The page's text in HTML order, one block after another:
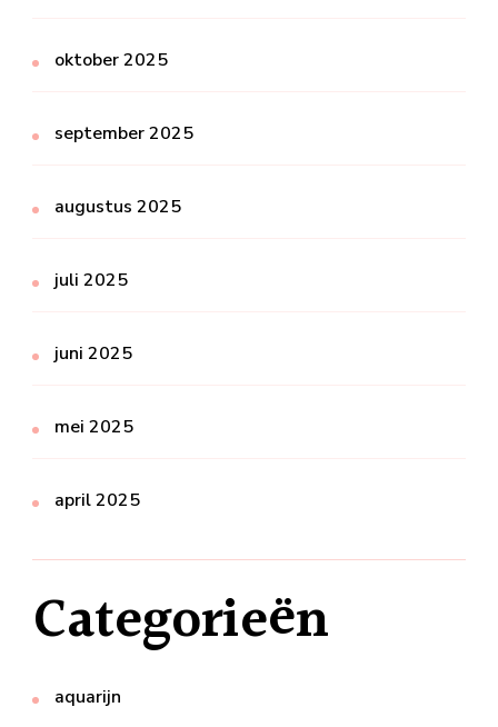
oktober 2025
september 2025
augustus 2025
juli 2025
juni 2025
mei 2025
april 2025
Categorieën
aquarijn